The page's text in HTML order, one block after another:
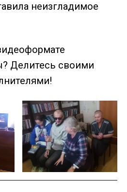
неизгладимое
Делитесь своими